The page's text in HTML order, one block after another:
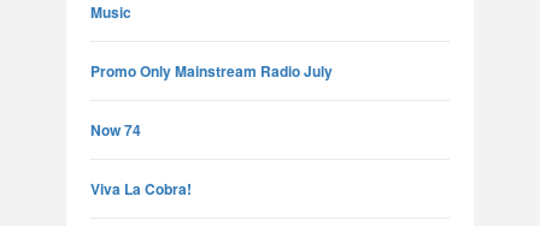
Music
Promo Only Mainstream Radio July
Now 74
Viva La Cobra!